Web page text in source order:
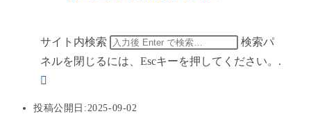
サイト内検索
検索パ
ネルを閉じるには、Escキーを押してください。.
投稿公開日:2025-09-02